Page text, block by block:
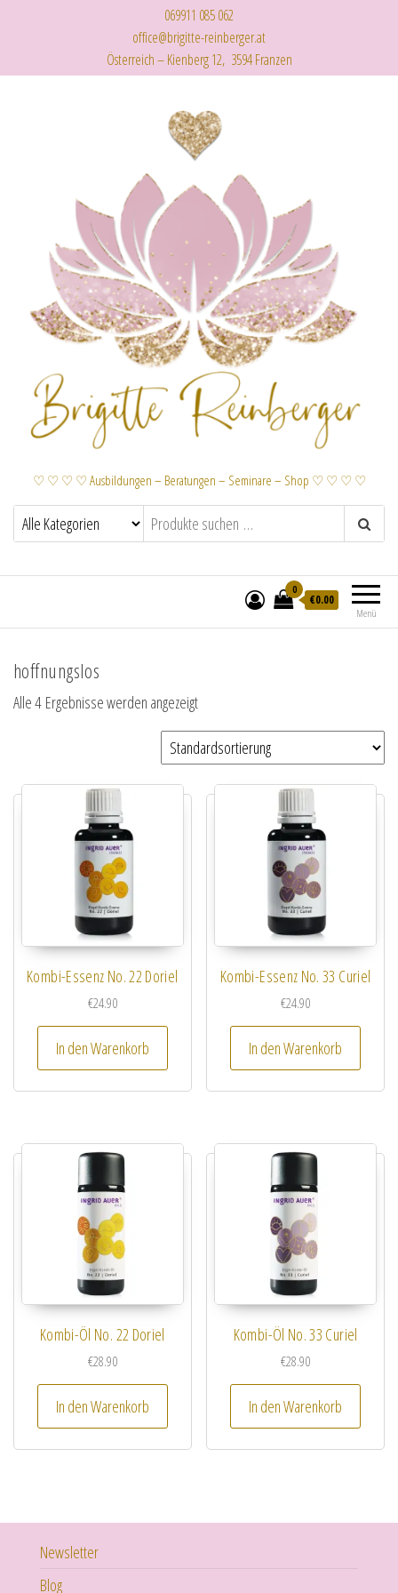
069911 085 062
office@brigitte-reinberger.at
Österreich – Kienberg 12, 3594 Franzen
♡ ♡ ♡ ♡ Ausbildungen – Beratungen – Seminare – Shop ♡ ♡ ♡ ♡
Menü
0
€0.00
hoffnungslos
Alle 4 Ergebnisse werden angezeigt
Kombi-Essenz No. 22 Doriel
€24.90
In den Warenkorb
Kombi-Essenz No. 33 Curiel
€24.90
In den Warenkorb
Kombi-Öl No. 22 Doriel
€28.90
In den Warenkorb
Kombi-Öl No. 33 Curiel
€28.90
In den Warenkorb
Newsletter
Blog